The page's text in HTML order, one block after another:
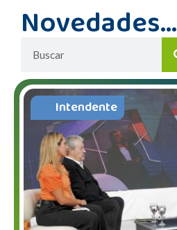
Novedades...
Intendente